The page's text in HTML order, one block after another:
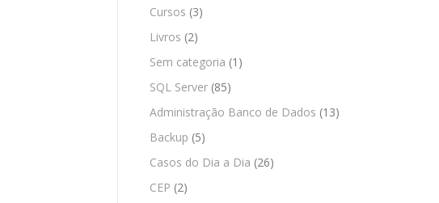
Cursos (3)
Livros (2)
Sem categoria (1)
SQL Server (85)
Administração Banco de Dados (13)
Backup (5)
Casos do Dia a Dia (26)
CEP (2)